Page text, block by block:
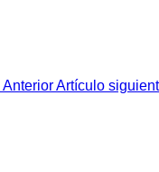
AnteriorArtículo